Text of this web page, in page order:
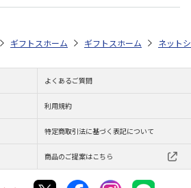
お中元・夏ギフト特集 2026 おすすめ ご当地
ギフトストア お中元・夏ギフト特集 2026
ホーム ギフトストア お中元・
ホーム ネット
よくあるご質問
利用規約
特定商取引法に基づく表記について
商品のご提案はこちら